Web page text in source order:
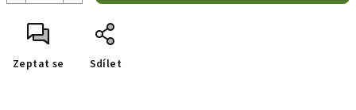
Zeptat se Sdílet